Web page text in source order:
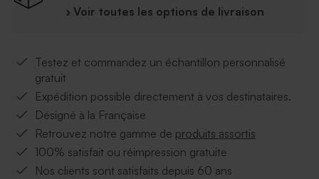
› Voir toutes les options de livraison
Testez et commandez un échantillon personnalisé
gratuit
Expédition possible directement à vos destinataires.
Désigné à la Française
Retrouvez notre gamme de produits assortis
100% satisfait ou réimpression gratuite
Nos clients sont satisfaits depuis 60 ans